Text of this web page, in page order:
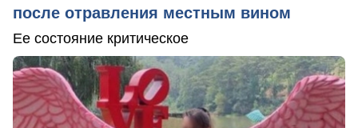
после отравления местным вином
Ее состояние критическое